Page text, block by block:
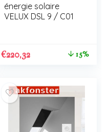
énergie solaire
VELUX DSL 9 / C01
€220,32 15%